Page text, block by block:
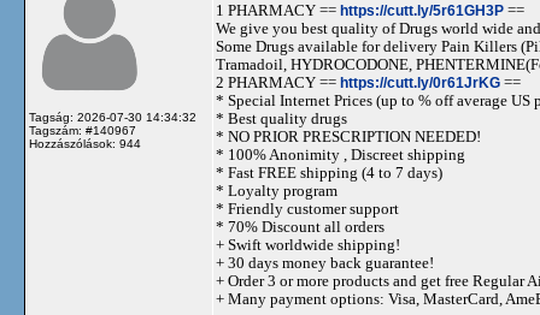
Tagság: 2026-07-30 14:34:32
Tagszám: #140967
Hozzászólások: 944
1 PHARMACY == https://cutt.ly/5r61GH3P ==
We give you best quality of Drugs world wide
Some Drugs available for delivery Pain Killers
Tramadoil, HYDROCODONE,
2 PHARMACY == https://cutt.ly/0r61JrKG ==
* Special Internet Prices (up to % off average US
* Best quality drugs
* NO PRIOR PRESCRIPTION NEEDED!
* 100% Anonimity , Discreet shipping
* Fast FREE shipping (4 to 7 days)
* Loyalty program
* Friendly customer support
* 70% Discount all orders
+ Swift worldwide shipping!
+ 30 days money back guarantee!
+ Order 3 or more products and get free Regular
+ Many payment options: Visa, MasterCard,